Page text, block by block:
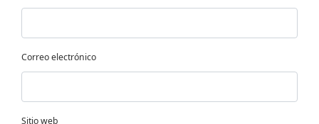
Correo electrónico
Sitio web